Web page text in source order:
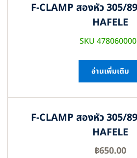
F-CLAMP สองหัว 305/
HAFELE
SKU
อ่านเพิ่มเติม
F-CLAMP สองหัว 305/
HAFELE
฿650.00